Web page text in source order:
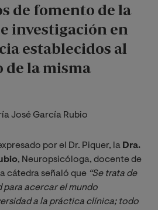
de fomento de la
investigación en
establecidos al
de la misma
José García Rubio
por el Dr. Piquer, la Dra.
, Neuropsicóloga, docente de
cátedra señaló que “Se trata de
para acercar el mundo
a la práctica clínica; todo